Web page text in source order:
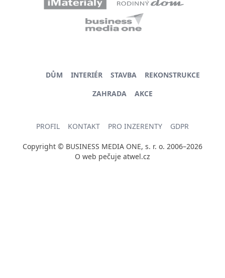
DŮM INTERIÉR STAVBA
REKONSTRUKCE
ZAHRADA
AKCE
PROFIL KONTAKT PRO INZERENTY GDPR
Copyright © BUSINESS MEDIA ONE, s. r. o. 2006–2026